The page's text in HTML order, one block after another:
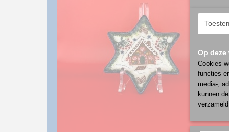
Op
Cookies
functies
media-,
kunnen